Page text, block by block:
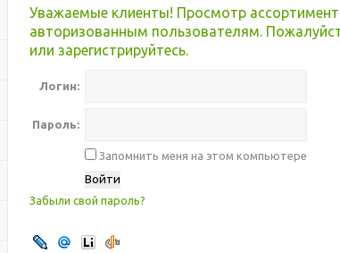
Уважаемые клиенты! Просмотр
авторизованным пользователям.
или зарегистрируйтесь.
Логин:
Пароль:
Запомнить меня на этом компьютере
Забыли свой пароль?